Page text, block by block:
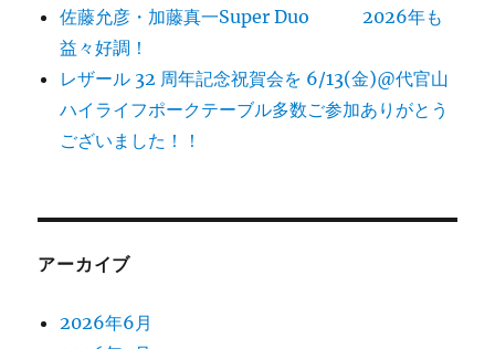
佐藤允彦・加藤真一Super Duo 2026年も
益々好調！
レザール 32 周年記念祝賀会を 6/13(金)@代官山
ハイライフポークテーブル多数ご参加ありがとう
ございました！！
アーカイブ
2026年6月